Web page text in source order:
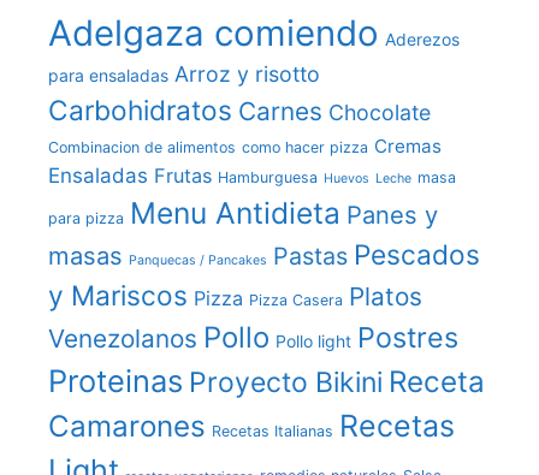
Adelgaza comiendo Aderezos
para ensaladas Arroz y risotto
Carbohidratos Carnes Chocolate
Combinacion de alimentos como hacer pizza Cremas
Ensaladas Frutas Hamburguesa Huevos Leche masa
para pizza Menu Antidieta Panes y
masas Panquecas / Pancakes Pastas Pescados
y Mariscos Pizza Pizza Casera Platos
Venezolanos Pollo Pollo light Postres
Proteinas Proyecto Bikini Receta
Camarones Recetas Italianas Recetas